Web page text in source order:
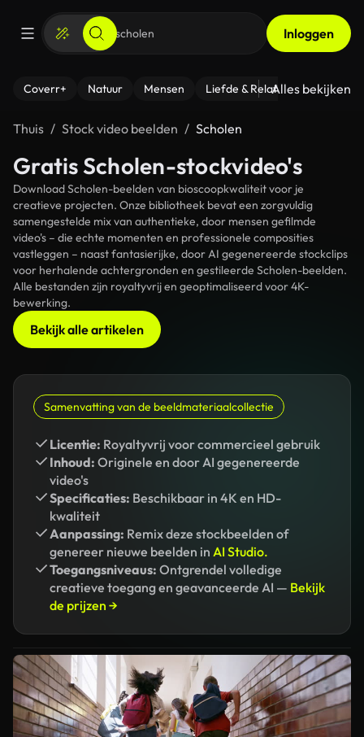
Inloggen
Coverr+ Natuur Mensen Liefde & Relaties - Fitness
Alles bekijken
Thuis Stock video beelden Scholen
Gratis Scholen-stockvideo's
Download Scholen-beelden van bioscoopkwaliteit voor je
creatieve projecten. Onze bibliotheek bevat een zorgvuldig
samengestelde mix van authentieke, door mensen gefilmde
video's – die echte momenten en professionele composities
vastleggen – naast fantasierijke, door AI gegenereerde stockclips
voor herhalende achtergronden en gestileerde Scholen-beelden.
Alle bestanden zijn royaltyvrij en geoptimaliseerd voor 4K-
bewerking.
Bekijk alle artikelen
Samenvatting van de beeldmateriaalcollectie
Licentie: Royaltyvrij voor commercieel gebruik
Inhoud: Originele en door AI gegenereerde
video's
Specificaties: Beschikbaar in 4K en HD-
kwaliteit
Aanpassing: Remix deze stockbeelden of
genereer nieuwe beelden in AI Studio.
Toegangsniveaus: Ontgrendel volledige
creatieve toegang en geavanceerde AI — Bekijk
de prijzen →